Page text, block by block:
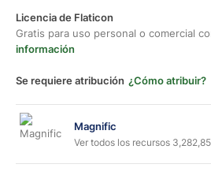
Licencia de Flaticon
Gratis para uso personal o comercial
información
Se requiere atribución ¿Cómo atribuir?
Magnific
Ver todos los recursos